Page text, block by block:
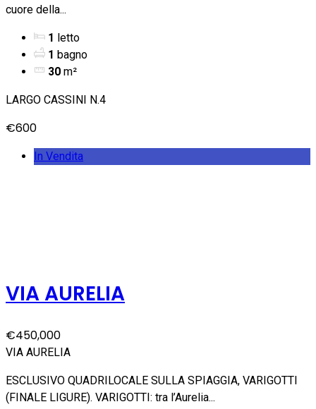
cuore della...
1 letto
1 bagno
30 m²
LARGO CASSINI N.4
€600
In Vendita
VIA AURELIA
€450,000
VIA AURELIA
ESCLUSIVO QUADRILOCALE SULLA SPIAGGIA, VARIGOTTI
(FINALE LIGURE). VARIGOTTI: tra l’Aurelia...